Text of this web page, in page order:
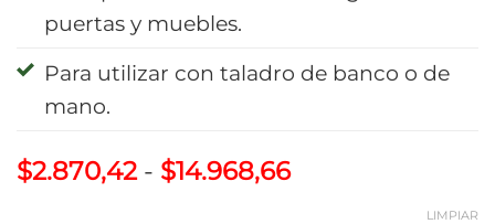
puertas y muebles.
Para utilizar con taladro de banco o de
mano.
$2.870,42 - $14.968,66Rango
LIMPIAR